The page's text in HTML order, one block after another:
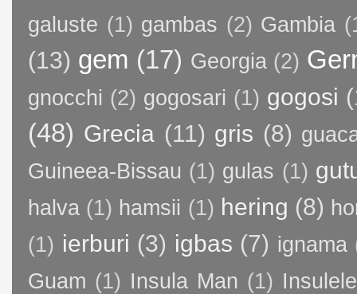
galuste (1) gambas (2) Gambia
(13) gem (17) Georgia (2)
gnocchi (2) gogosari (1) gogosi
(48) Grecia (11) gris (8)
Guineea-Bissau (1) gulas (1)
halva (1) hamsii (1) hering (8)
(1) ierburi (3) igbas (7) ignama
Guam (1) Insula Man (1)